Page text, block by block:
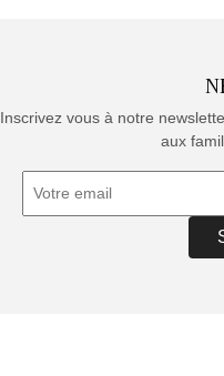
Inscrivez vous à notre
aux